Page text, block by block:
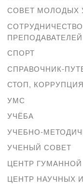
СОВЕТ МОЛОДЫХ
ПРЕПОДАВАТЕЛЕЙ
СПОРТ
СПРАВОЧНИК-
СТОП,
УМС
УЧЁБА
УЧЕБНО-
УЧЕНЫЙ СОВЕТ
ЦЕНТР ГУМАННОЙ
ЦЕНТР НАУЧНЫХ